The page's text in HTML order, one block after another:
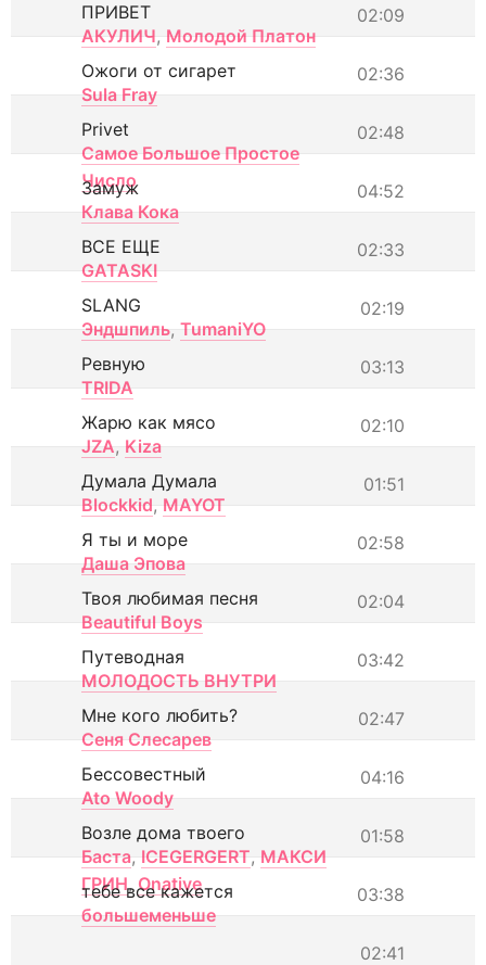
02:09
ПРИВЕТ
АКУЛИЧ, Молодой Платон
02:36
Ожоги от сигарет
Sula Fray
02:48
Privet
Самое Большое Простое
Число
04:52
Замуж
Клава Кока
02:33
ВСЕ ЕЩЕ
GATASKI
02:19
SLANG
Эндшпиль, TumaniYO
03:13
Ревную
TRIDA
02:10
Жарю как мясо
JZA, Kiza
01:51
Думала Думала
Blockkid, MAYOT
02:58
Я ты и море
Даша Эпова
02:04
Твоя любимая песня
Beautiful Boys
03:42
Путеводная
МОЛОДОСТЬ ВНУТРИ
02:47
Мне кого любить?
Сеня Слесарев
04:16
Бессовестный
Ato Woody
01:58
Возле дома твоего
Баста, ICEGERGERT, МАКСИ
ГРИН, Onative 03:38
тебе все кажется
большеменьше
02:41